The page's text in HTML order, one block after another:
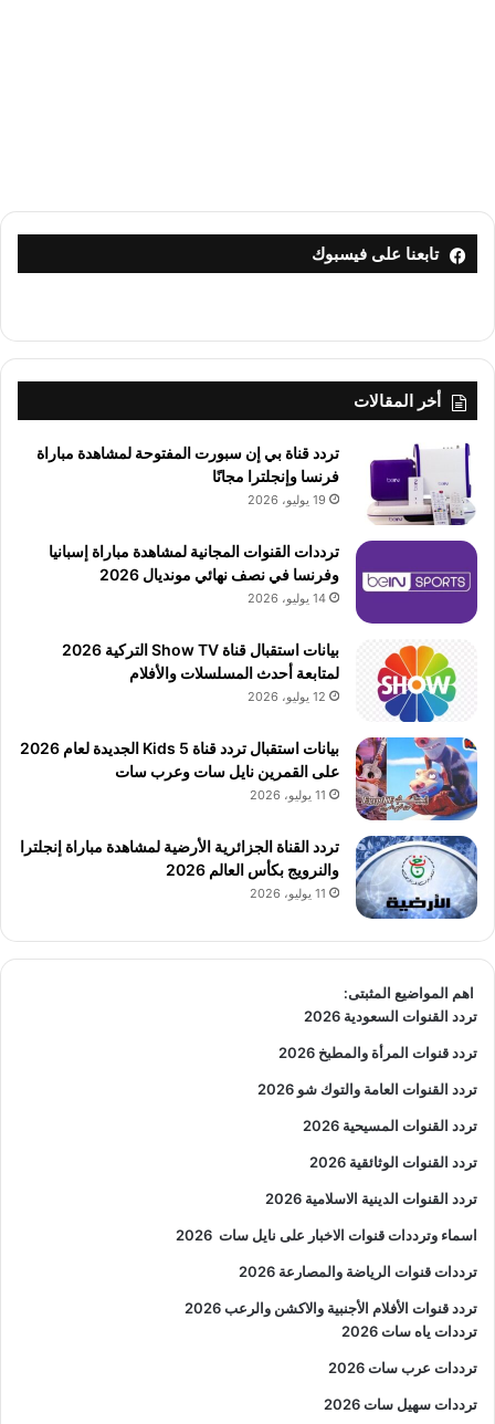
تابعنا على فيسبوك
أخر المقالات
تردد قناة بي إن سبورت المفتوحة لمشاهدة مباراة
فرنسا وإنجلترا مجانًا
19 يوليو، 2026
ترددات القنوات المجانية لمشاهدة مباراة إسبانيا
وفرنسا في نصف نهائي مونديال 2026
14 يوليو، 2026
بيانات استقبال قناة Show TV التركية 2026
لمتابعة أحدث المسلسلات والأفلام
12 يوليو، 2026
بيانات استقبال تردد قناة 5 Kids الجديدة لعام 2026
على القمرين نايل سات وعرب سات
11 يوليو، 2026
تردد القناة الجزائرية الأرضية لمشاهدة مباراة إنجلترا
والنرويج بكأس العالم 2026
11 يوليو، 2026
اهم المواضيع المثبتى:
تردد القنوات السعودية 2026
تردد قنوات المرأة والمطبخ 2026
تردد القنوات العامة والتوك شو 2026
تردد القنوات المسيحية 2026
تردد القنوات الوثائقية 2026
تردد القنوات الدينية الاسلامية 2026
اسماء وترددات قنوات الاخبار على نايل سات 2026
ترددات قنوات الرياضة والمصارعة 2026
تردد قنوات الأفلام الأجنبية والاكشن والرعب2026
ترددات ياه سات 2026
ترددات عرب سات 2026
ترددات سهيل سات 2026